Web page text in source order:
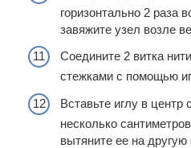
горизонтально 2 раза
завяжите узел возле
Соедините 2 витка
стежками с помощью
Вставьте иглу в центр
несколько
вытяните ее на другую